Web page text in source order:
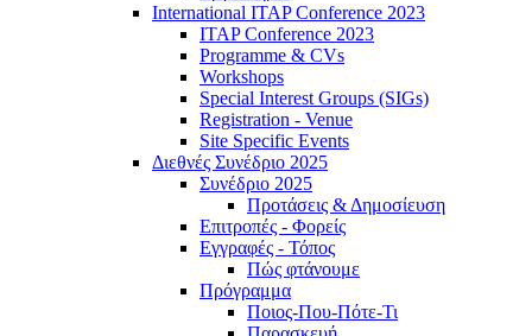
International ITAP Conference 2023
ITAP Conference 2023
Programme & CVs
Workshops
Special Interest Groups (SIGs)
Registration - Venue
Site Specific Events
Διεθνές Συνέδριο 2025
Συνέδριο 2025
Προτάσεις & Δημοσίευση
Επιτροπές - Φορείς
Εγγραφές - Τόπος
Πώς φτάνουμε
Πρόγραμμα
Ποιος-Που-Πότε-Τι